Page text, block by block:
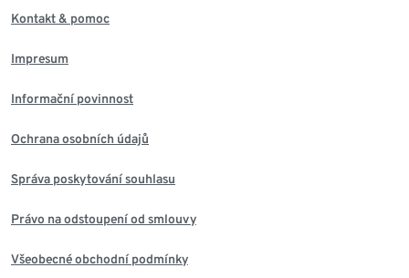
Kontakt & pomoc
Impresum
Informační povinnost
Ochrana osobních údajů
Správa poskytování souhlasu
Právo na odstoupení od smlouvy
Všeobecné obchodní podmínky